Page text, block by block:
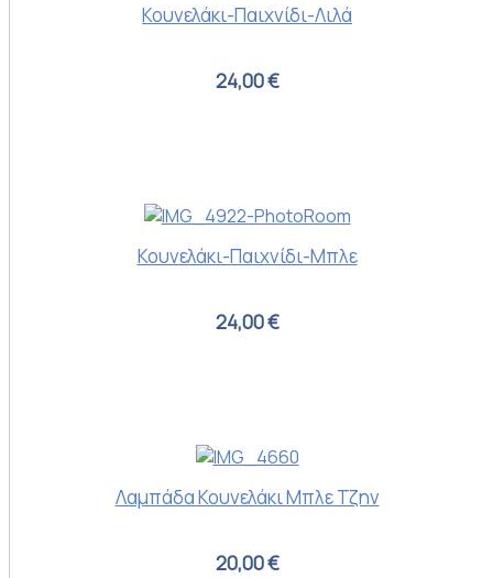
Κουνελάκι-Παιχνίδι-Λιλά
24,00 €
Κουνελάκι-Παιχνίδι-Μπλε
24,00 €
Λαμπάδα Κουνελάκι Μπλε Τζην
20,00 €